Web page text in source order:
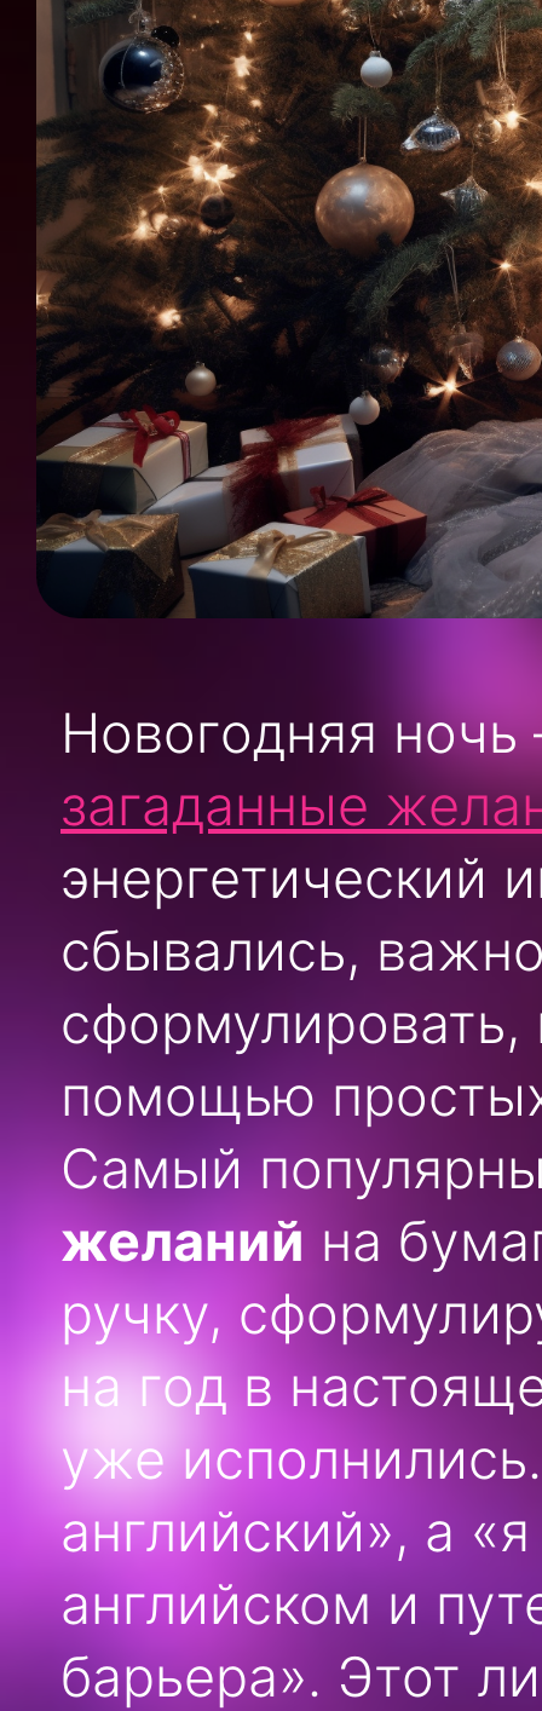
Новогодняя
загаданные
энергетический
сбывались,
помощью
Самый
желаний на
ручку,
на год в
уже
английский», а
английском и
барьера». Этот